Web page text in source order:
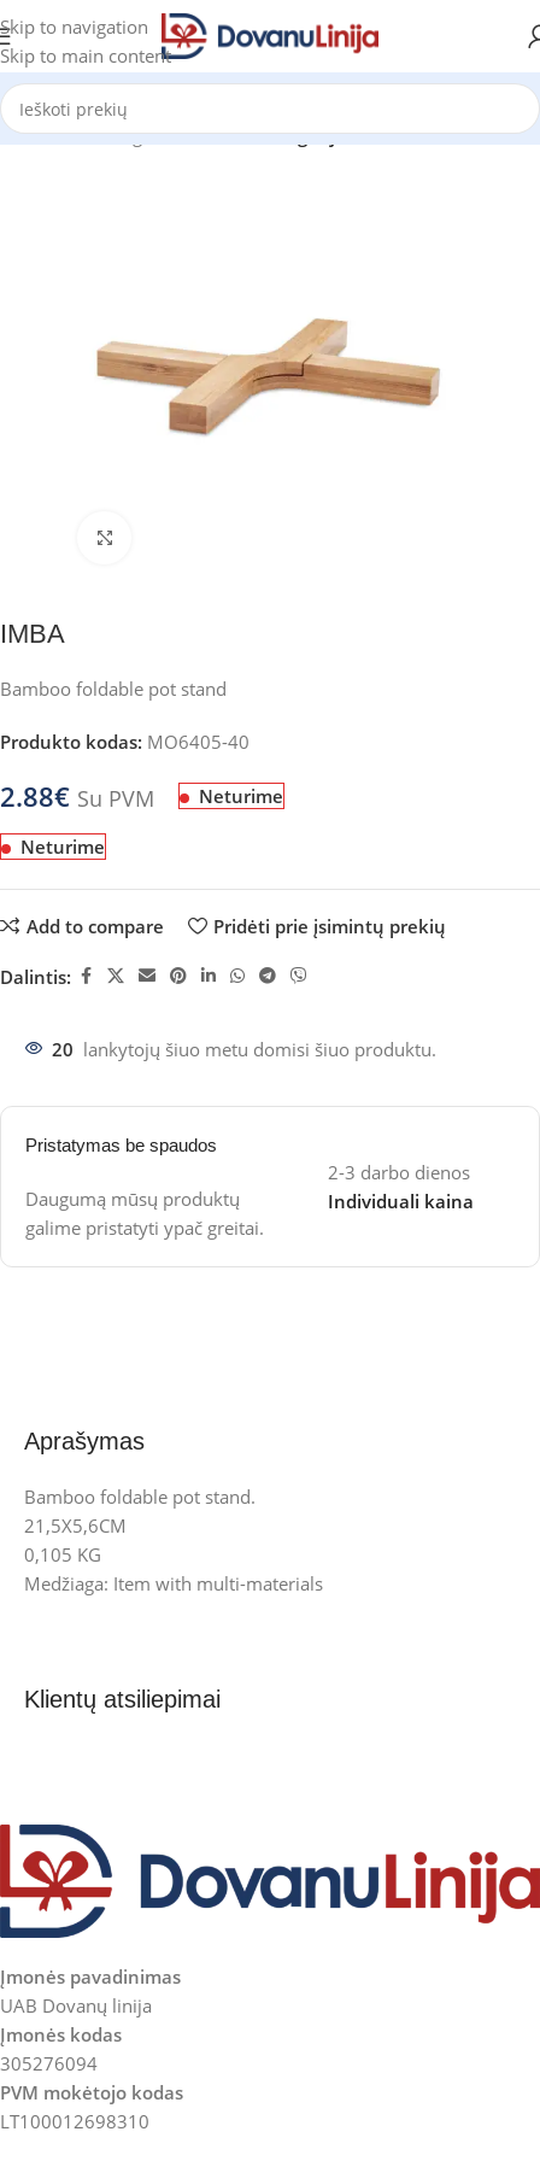
Skip to navigation
Skip to main content
Pradžia Katalogas Prekes be kategorijos
IMBA
Bamboo foldable pot stand
Produkto kodas: MO6405-40
2.88€ Su PVM Neturime
Neturime
Add to compare Pridėti prie įsimintų prekių
Dalintis:
20 lankytojų šiuo metu domisi šiuo produktu.
Pristatymas be spaudos
Daugumą mūsų produktų
galime pristatyti ypač greitai.
2-3 darbo dienos
Individuali kaina
Aprašymas
Bamboo foldable pot stand.
21,5X5,6CM
0,105 KG
Medžiaga: Item with multi-materials
Klientų atsiliepimai
Įmonės pavadinimas
UAB Dovanų linija
Įmonės kodas
305276094
PVM mokėtojo kodas
LT100012698310